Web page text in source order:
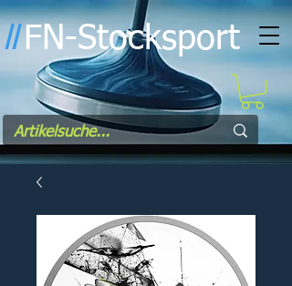
ll FN-Stocksport